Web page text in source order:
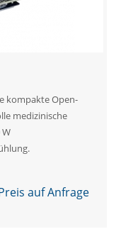
kompakte Open-
medizinische
auf Anfrage